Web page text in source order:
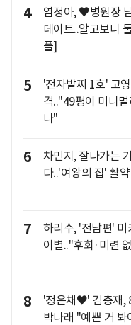
4
염정아, ♥병원장
데이트..알고보니
플]
5
'전자발찌 1호' 고
격.."49평이 미니
나"
6
차민지, 잘나가는
다..'여왕의 집' 활
7
하리수, '전남편' 미
이별.."후회·미련
8
'정은채♥' 김충재,
박나래 "예쁜 거